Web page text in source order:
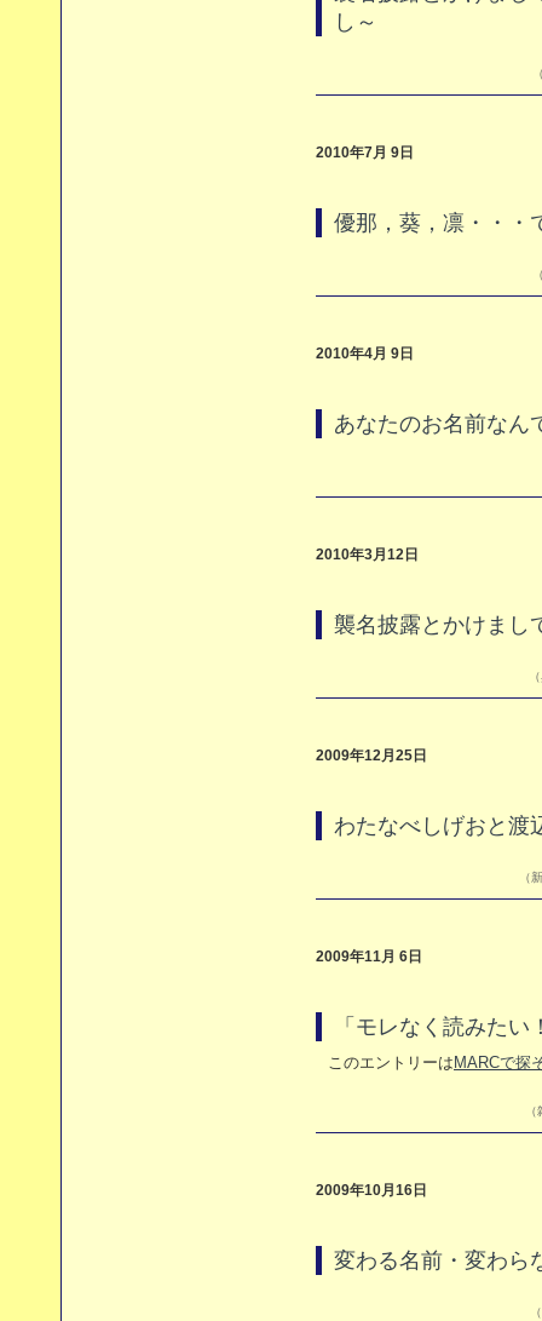
し～
2010年7月 9日
優那，葵，凛・・
2010年4月 9日
あなたのお名前なん
2010年3月12日
襲名披露とかけまし
2009年12月25日
わたなべしげおと渡
（
2009年11月 6日
「モレなく読みた
このエントリーは MARCで探
2009年10月16日
変わる名前・変わら